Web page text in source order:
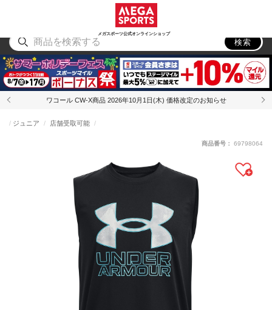
メガスポーツ公式オンラインショップ
アウトドア
検索
ワコール CW-X商品 2026年10月1日(木) 価格改定のお知らせ
ジュニア 店舗受取可能
商品番号： 69798064